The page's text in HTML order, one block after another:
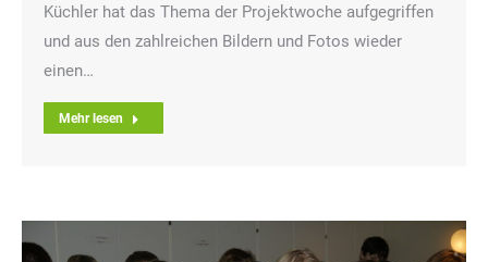
Küchler hat das Thema der Projektwoche aufgegriffen
und aus den zahlreichen Bildern und Fotos wieder
einen…
Mehr lesen